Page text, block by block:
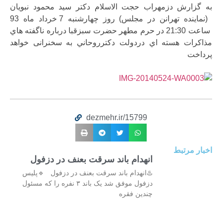
به گزارش دزمهراب حجت الاسلام دکتر سید محمود نبویان
(نماینده تهرانن در مجلس) روز چهارشنبه 7 خرداد ماه 93
ساعت 21:30 در حرم مطهر حضرت سبزقبا درباره ناگفته هاي
مذاكرات هسته اي دردولت دكترروحاني به سخنرانی خواهد
پرداخت
dezmehr.ir/15799
اخبار مرتبط
انهدام باند سرقت بعنف در دزفول
♨️انهدام باند سرقت بعنف در دزفول 🔹پلیس
دزفول موفق شد یک باند ۳ نفره را که مسئول
چندین فقره